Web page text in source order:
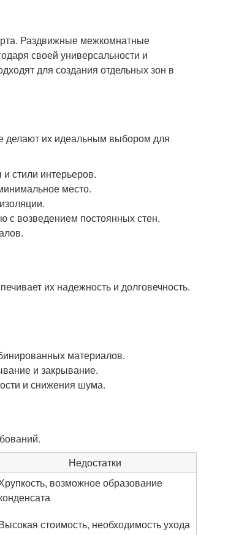
Раздвижные межкомнатные
своей универсальности и
для создания отдельных зон в
делают их идеальным выбором для
стили интерьеров.
место.
с возведением постоянных стен.
их надежность и долговечность.
материалов.
и закрывание.
и снижения шума.
Недостатки
возможное образование
стоимость, необходимость ухода